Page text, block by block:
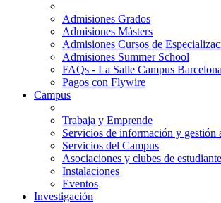
Admisiones Grados
Admisiones Másters
Admisiones Cursos de
Admisiones Summer School
FAQs - La Salle Campus Barcelona
Pagos con Flywire
Campus
Trabaja y Emprende
Servicios de información y gestión
Servicios del Campus
Asociaciones y clubes de
Instalaciones
Eventos
Investigación